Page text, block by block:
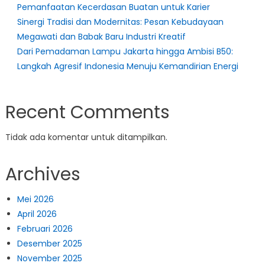
Pemanfaatan Kecerdasan Buatan untuk Karier
Sinergi Tradisi dan Modernitas: Pesan Kebudayaan
Megawati dan Babak Baru Industri Kreatif
Dari Pemadaman Lampu Jakarta hingga Ambisi B50:
Langkah Agresif Indonesia Menuju Kemandirian Energi
Recent Comments
Tidak ada komentar untuk ditampilkan.
Archives
Mei 2026
April 2026
Februari 2026
Desember 2025
November 2025